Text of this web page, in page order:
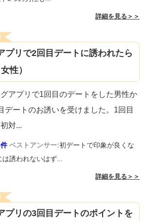
詳細を見る＞＞
プリで2回目デートに誘われたら
性）
アプリで1回目のデートをした男性か
デートのお誘いを受けました。1回目
対...
ベストアンサー:初デートで印象が良くな
誘われないはず...
詳細を見る＞＞
プリの3回目デートのポイントを